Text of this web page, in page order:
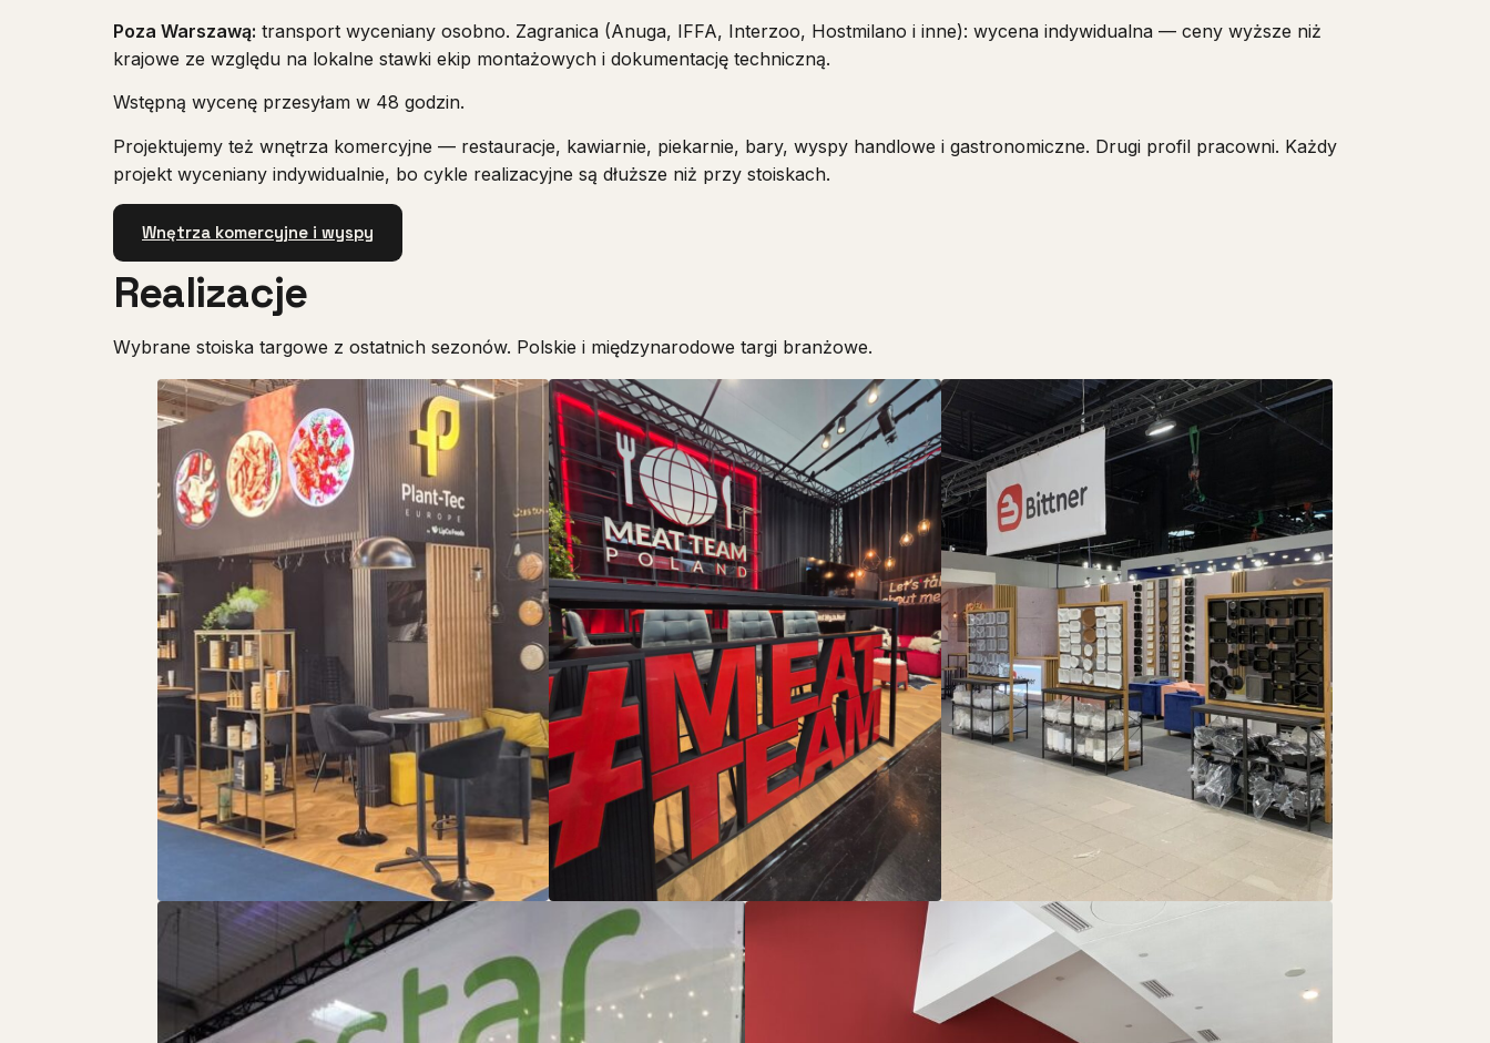
Poza Warszawą: transport wyceniany osobno. Zagranica (Anuga, IFFA, Interzoo, Hostmilano i inne): wycena indywidualna — ceny wyższe niż
krajowe ze względu na lokalne stawki ekip montażowych i dokumentację techniczną.
Wstępną wycenę przesyłam w 48 godzin.
Projektujemy też wnętrza komercyjne — restauracje, kawiarnie, piekarnie, bary, wyspy handlowe i gastronomiczne. Drugi profil pracowni. Każdy
projekt wyceniany indywidualnie, bo cykle realizacyjne są dłuższe niż przy stoiskach.
Wnętrza komercyjne i wyspy
Realizacje
Wybrane stoiska targowe z ostatnich sezonów. Polskie i międzynarodowe targi branżowe.